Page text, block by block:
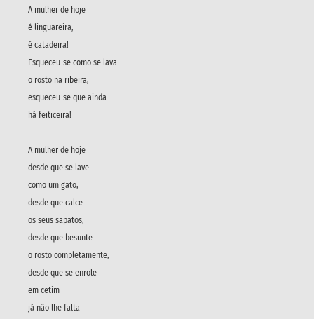
A mulher de hoje
é linguareira,
é catadeira!
Esqueceu-se como se lava
o rosto na ribeira,
esqueceu-se que ainda
há feiticeira!
A mulher de hoje
desde que se lave
como um gato,
desde que calce
os seus sapatos,
desde que besunte
o rosto completamente,
desde que se enrole
em cetim
já não lhe falta